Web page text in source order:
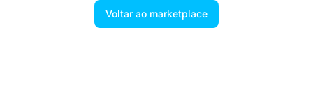
Voltar ao marketplace